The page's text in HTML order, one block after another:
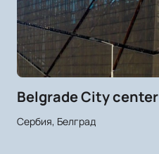
Belgrade City center
Сербия, Белград